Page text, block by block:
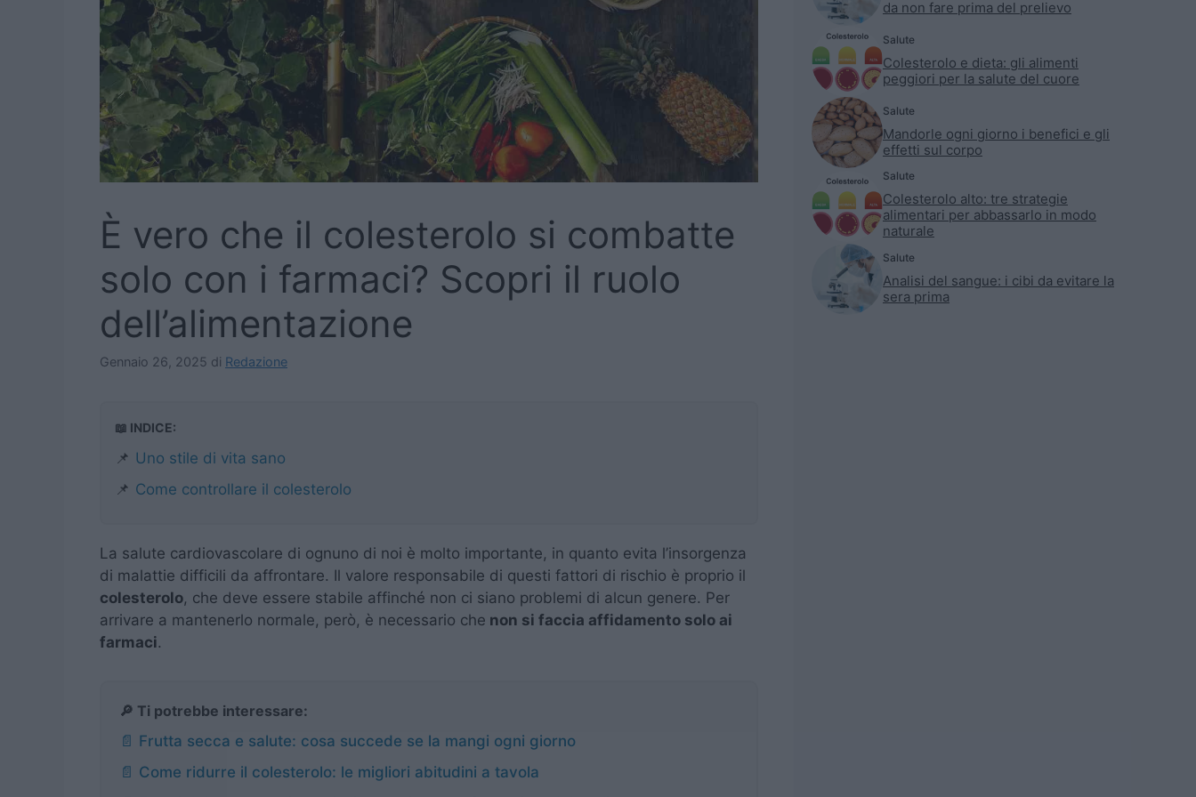
È vero che il colesterolo si combatte
solo con i farmaci? Scopri il ruolo
dell’alimentazione
Gennaio 26, 2025 di Redazione
📖 INDICE:
📌 Uno stile di vita sano
📌 Come controllare il colesterolo
La salute cardiovascolare di ognuno di noi è molto importante, in quanto evita l’insorgenza
di malattie difficili da affrontare. Il valore responsabile di questi fattori di rischio è proprio il
colesterolo, che deve essere stabile affinché non ci siano problemi di alcun genere. Per
arrivare a mantenerlo normale, però, è necessario che non si faccia affidamento solo ai
farmaci.
🔎 Ti potrebbe interessare:
📄 Frutta secca e salute: cosa succede se la mangi ogni giorno
📄 Come ridurre il colesterolo: le migliori abitudini a tavola
da non fare prima del prelievo
Salute
Colesterolo e dieta: gli alimenti
peggiori per la salute del cuore
Salute
Mandorle ogni giorno i benefici e gli
effetti sul corpo
Salute
Colesterolo alto: tre strategie
alimentari per abbassarlo in modo
naturale
Salute
Analisi del sangue: i cibi da evitare la
sera prima